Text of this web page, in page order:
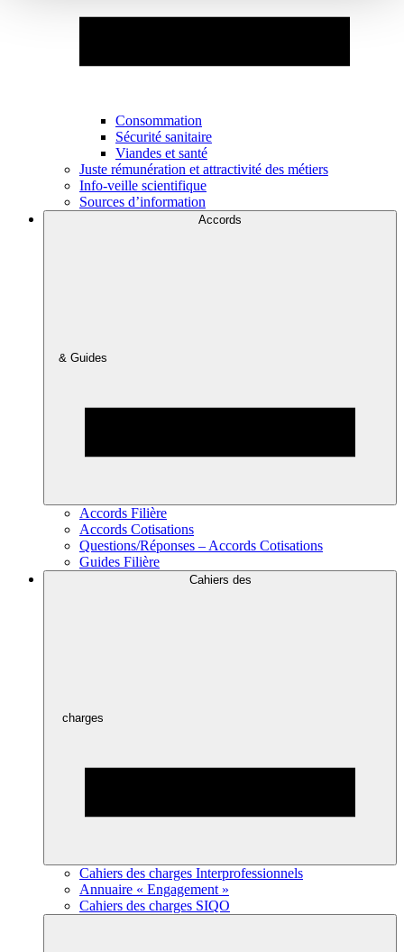
Consommation
Sécurité sanitaire
Viandes et santé
Juste rémunération et attractivité des métiers
Info-veille scientifique
Sources d’information
Accords
& Guides
Accords Filière
Accords Cotisations
Questions/Réponses – Accords Cotisations
Guides Filière
Cahiers des
charges
Cahiers des charges Interprofessionnels
Annuaire « Engagement »
Cahiers des charges SIQO